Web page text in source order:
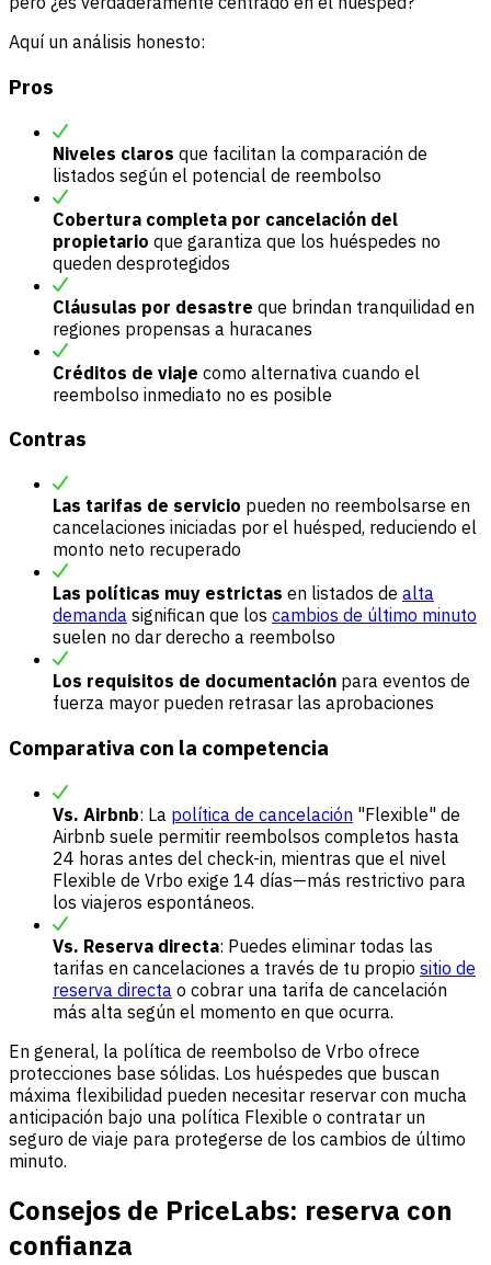
Aquí un análisis honesto:
Pros
Niveles claros que facilitan la comparación de
listados según el potencial de reembolso
Cobertura completa por cancelación del
propietario que garantiza que los huéspedes no
queden desprotegidos
Cláusulas por desastre que brindan tranquilidad en
regiones propensas a huracanes
Créditos de viaje como alternativa cuando el
reembolso inmediato no es posible
Contras
Las tarifas de servicio pueden no reembolsarse en
cancelaciones iniciadas por el huésped, reduciendo el
monto neto recuperado
Las políticas muy estrictas en listados de alta
demanda significan que los cambios de último minuto
suelen no dar derecho a reembolso
Los requisitos de documentación para eventos de
fuerza mayor pueden retrasar las aprobaciones
Comparativa con la competencia
Vs. Airbnb: La política de cancelación "Flexible" de
Airbnb suele permitir reembolsos completos hasta
24 horas antes del check-in, mientras que el nivel
Flexible de Vrbo exige 14 días—más restrictivo para
los viajeros espontáneos.
Vs. Reserva directa: Puedes eliminar todas las
tarifas en cancelaciones a través de tu propio sitio de
reserva directa o cobrar una tarifa de cancelación
más alta según el momento en que ocurra.
En general, la política de reembolso de Vrbo ofrece
protecciones base sólidas. Los huéspedes que buscan
máxima flexibilidad pueden necesitar reservar con mucha
anticipación bajo una política Flexible o contratar un
seguro de viaje para protegerse de los cambios de último
minuto.
Consejos de PriceLabs: reserva con
confianza